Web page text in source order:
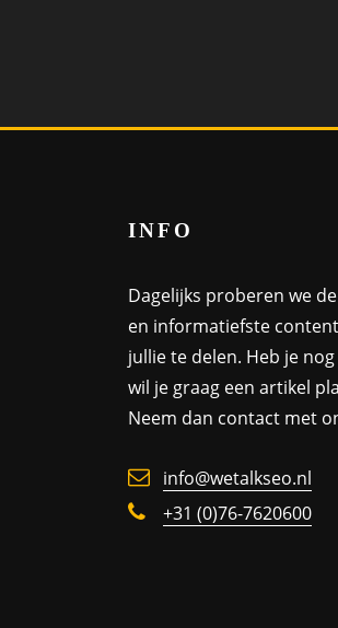
INFO
Dagelijks proberen we
en informatiefste
jullie te delen. Heb je
wil je graag een artikel
Neem dan contact met
info@wetalkseo.nl
+31 (0)76-7620600